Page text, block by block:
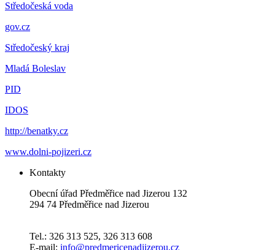
Středočeská voda
gov.cz
Středočeský kraj
Mladá Boleslav
PID
IDOS
http://benatky.cz
www.dolni-pojizeri.cz
Kontakty
Obecní úřad Předměřice nad Jizerou 132
294 74 Předměřice nad Jizerou
Tel.: 326 313 525, 326 313 608
E-mail: info@predmericenadjizerou.cz